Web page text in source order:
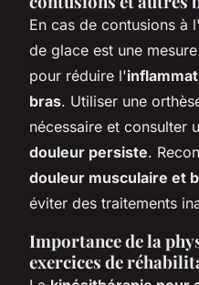
En cas de contusions
de glace est une
pour réduire l'
bras. Utiliser une
nécessaire et consulter
douleur persiste.
douleur musculaire et
éviter des traitements
Importance de la
exercices de